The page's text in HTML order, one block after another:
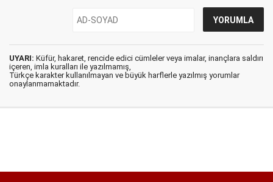
UYARI: Küfür, hakaret, rencide edici cümleler veya imalar, inançlara saldırı
içeren, imla kuralları ile yazılmamış,
Türkçe karakter kullanılmayan ve büyük harflerle yazılmış yorumlar
onaylanmamaktadır.